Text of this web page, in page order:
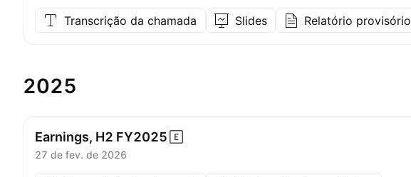
Transcrição da chamada Slides Relatório provisório
2025
Earnings, H2 FY2025
27 de fev. de 2026